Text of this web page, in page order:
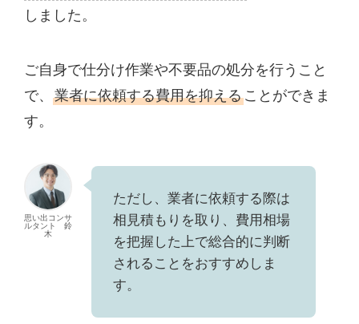
しました。
ご自身で仕分け作業や不要品の処分を行うこと
で、 業者に依頼する費用を抑える ことができま
す。
思い出コンサ
ルタント 鈴
木
ただし、業者に依頼する際は
相見積もりを取り、費用相場
を把握した上で総合的に判断
されることをおすすめしま
す。